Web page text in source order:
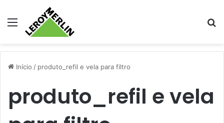
Menu
Início / produto_refil e vela para filtro
produto_refil e vela